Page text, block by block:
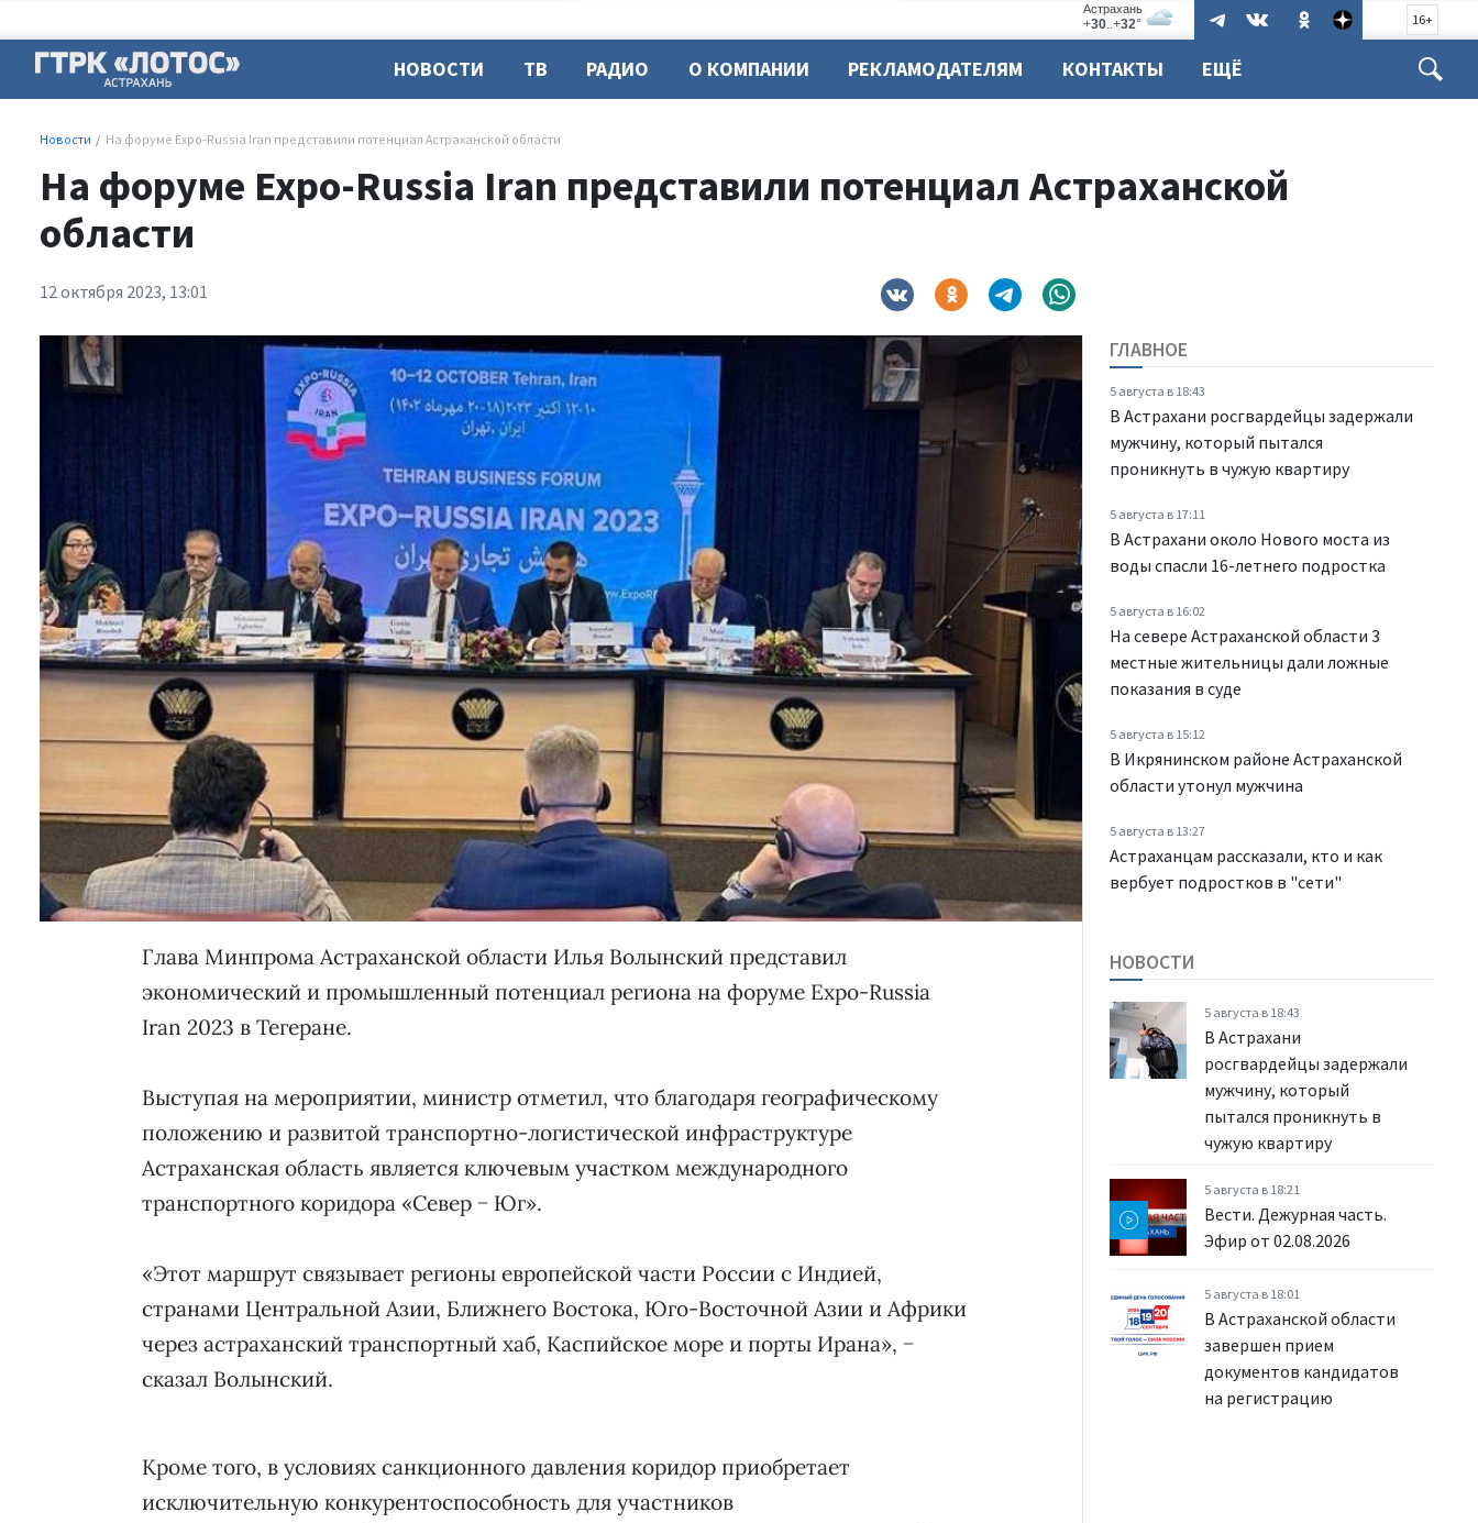
16+
НОВОСТИ ТВ РАДИО О КОМПАНИИ РЕКЛАМОДАТЕЛЯМ КОНТАКТЫ ЕЩЁ
Новости На форуме Expo-Russia Iran представили потенциал Астраханской области
На форуме Expo-Russia Iran представили потенциал Астраханской
области
12 октября 2023, 13:01
ГЛАВНОЕ
5 августа в 18:43
В Астрахани росгвардейцы задержали
мужчину, который пытался
проникнуть в чужую квартиру
5 августа в 17:11
В Астрахани около Нового моста из
воды спасли 16-летнего подростка
5 августа в 16:02
На севере Астраханской области 3
местные жительницы дали ложные
показания в суде
5 августа в 15:12
В Икрянинском районе Астраханской
области утонул мужчина
5 августа в 13:27
Астраханцам рассказали, кто и как
вербует подростков в "сети"
Глава Минпрома Астраханской области Илья Волынский представил
экономический и промышленный потенциал региона на форуме Expo-Russia
Iran 2023 в Тегеране.
Выступая на мероприятии, министр отметил, что благодаря географическому
положению и развитой транспортно-логистической инфраструктуре
Астраханская область является ключевым участком международного
транспортного коридора «Север − Юг».
«Этот маршрут связывает регионы европейской части России с Индией,
странами Центральной Азии, Ближнего Востока, Юго-Восточной Азии и Африки
через астраханский транспортный хаб, Каспийское море и порты Ирана», −
сказал Волынский.
Кроме того, в условиях санкционного давления коридор приобретает
исключительную конкурентоспособность для участников
НОВОСТИ
5 августа в 18:43
В Астрахани
росгвардейцы задержали
мужчину, который
пытался проникнуть в
чужую квартиру
5 августа в 18:21
Вести. Дежурная часть.
Эфир от 02.08.2026
5 августа в 18:01
В Астраханской области
завершен прием
документов кандидатов
на регистрацию